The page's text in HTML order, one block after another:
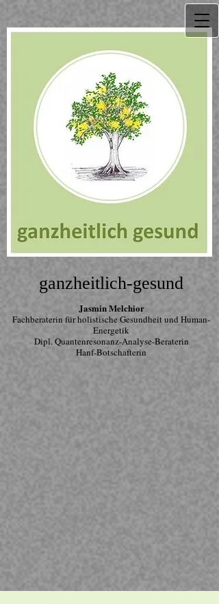
ganzheitlich-gesund
Jasmin Melchior
Fachberaterin für holistische Gesundheit und Human-
Energetik
Dipl. Quantenresonanz-Analyse-Beraterin
Hanf-Botschafterin